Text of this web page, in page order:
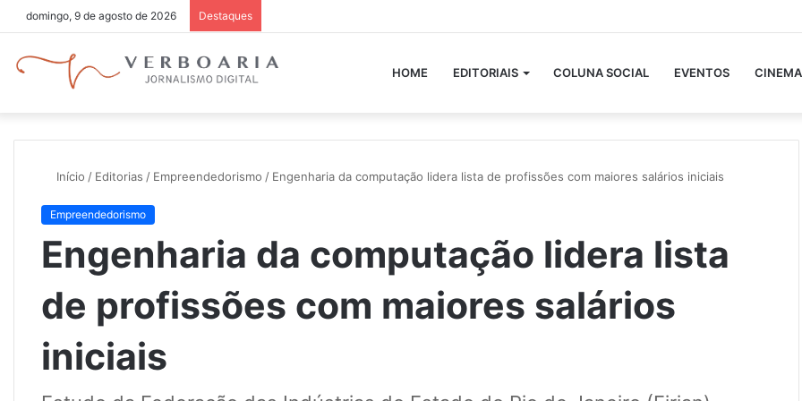
domingo, 9 de agosto de 2026 Destaques
HOME EDITORIAIS COLUNA SOCIAL EVENTOS CINEMA
Início / Editorias / Empreendedorismo / Engenharia da computação lidera lista de profissões com maiores salários iniciais
Empreendedorismo
Engenharia da computação lidera lista
de profissões com maiores salários
iniciais